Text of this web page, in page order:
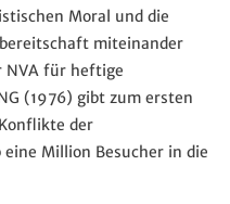
Moral und die
miteinander
NVA für heftige
(1976) gibt zum ersten
der
Million Besucher in die